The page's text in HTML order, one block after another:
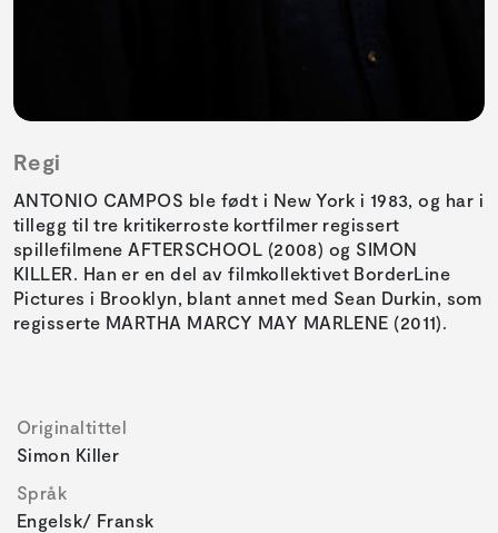
Regi
ANTONIO CAMPOS ble født i New York i 1983, og har i
tillegg til tre kritikerroste kortfilmer regissert
spillefilmene AFTERSCHOOL (2008) og SIMON
KILLER. Han er en del av filmkollektivet BorderLine
Pictures i Brooklyn, blant annet med Sean Durkin, som
regisserte MARTHA MARCY MAY MARLENE (2011).
Originaltittel
Simon Killer
Språk
Engelsk/ Fransk